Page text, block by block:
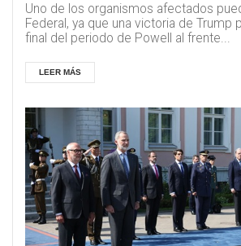
Uno de los organismos afectados
Federal, ya que una victoria de Trump
final del periodo de Powell al frente...
LEER MÁS